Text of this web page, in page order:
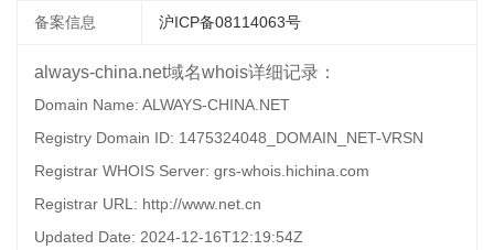
备案信息 沪ICP备08114063号
always-china.net域名whois详细记录：
Domain Name: ALWAYS-CHINA.NET
Registry Domain ID: 1475324048_DOMAIN_NET-VRSN
Registrar WHOIS Server: grs-whois.hichina.com
Registrar URL: http://www.net.cn
Updated Date: 2024-12-16T12:19:54Z